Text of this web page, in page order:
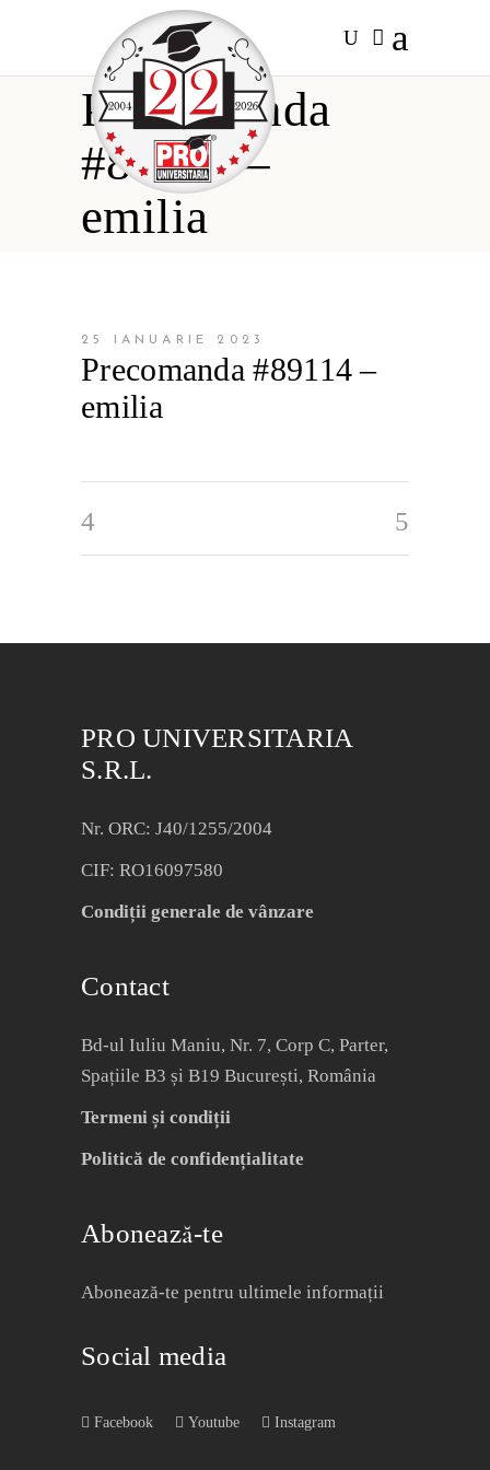
Precomanda
#89114 –
emilia
25 IANUARIE 2023
Precomanda #89114 –
emilia
PRO UNIVERSITARIA
S.R.L.
Nr. ORC: J40/1255/2004
CIF: RO16097580
Condiții generale de vânzare
Contact
Bd-ul Iuliu Maniu, Nr. 7, Corp C, Parter,
Spațiile B3 și B19 București, România
Termeni și condiții
Politică de confidențialitate
Abonează-te
Abonează-te pentru ultimele informații
Social media
Facebook Youtube Instagram